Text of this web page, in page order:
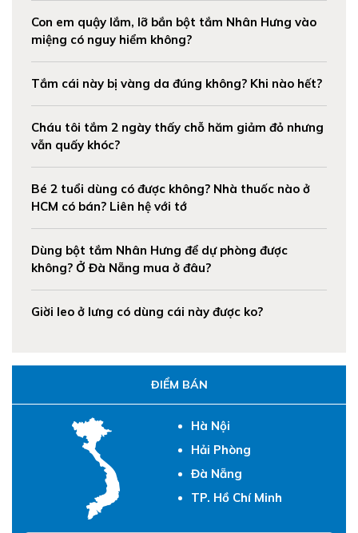
Con em quậy lắm, lỡ bắn bột tắm Nhân Hưng vào
miệng có nguy hiểm không?
Tắm cái này bị vàng da đúng không? Khi nào hết?
Cháu tôi tắm 2 ngày thấy chỗ hăm giảm đỏ nhưng
vẫn quấy khóc?
Bé 2 tuổi dùng có được không? Nhà thuốc nào ở
HCM có bán? Liên hệ với tớ
Dùng bột tắm Nhân Hưng để dự phòng được
không? Ở Đà Nẵng mua ở đâu?
Giời leo ở lưng có dùng cái này được ko?
ĐIỂM BÁN
Hà Nội
Hải Phòng
Đà Nẵng
TP. Hồ Chí Minh